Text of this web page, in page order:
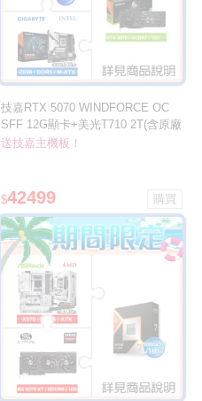
技嘉RTX 5070 WINDFORCE OC
SFF 12G顯卡+美光T710 2T(含原廠
散熱片)SSD ★送技嘉Z890M
送技嘉主機板！
$42499